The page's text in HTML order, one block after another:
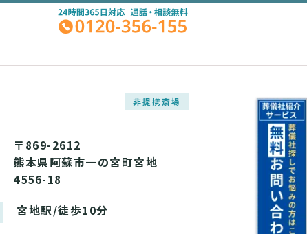
非提携斎場
〒869-2612
熊本県阿蘇市一の宮町宮地
4556-18
宮地駅/徒歩10分